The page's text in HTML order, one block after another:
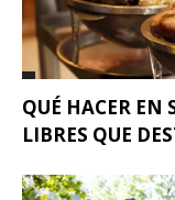
QUÉ HACER EN
LIBRES QUE